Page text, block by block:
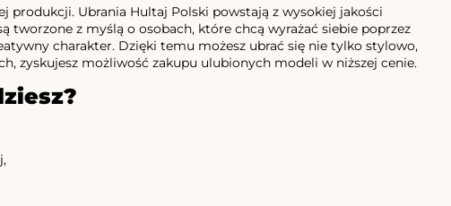
produkcji. Ubrania Hultaj Polski powstają z wysokiej jakości
tworzone z myślą o osobach, które chcą wyrażać siebie poprzez
charakter. Dzięki temu możesz ubrać się nie tylko stylowo,
zyskujesz możliwość zakupu ulubionych modeli w niższej cenie.